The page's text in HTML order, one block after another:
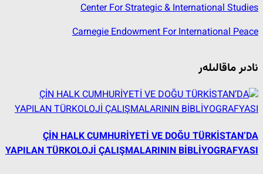
Center For Strategic & International Studies
Carnegie Endowment For International Peace
نادىر ماقالىلەر
ÇİN HALK CUMHURİYETİ VE DOĞU TÜRKİSTAN’DA
YAPILAN TÜRKOLOJİ ÇALIŞMALARININ BİBLİYOGRAFYASI